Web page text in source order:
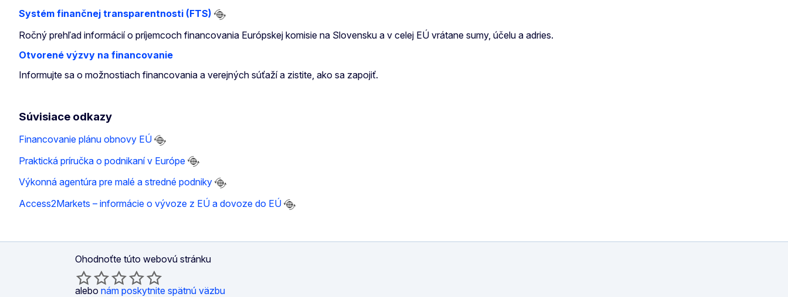
Systém finančnej transparentnosti (FTS)
Ročný prehľad informácií o príjemcoch financovania Európskej komisie na Slovensku a v celej EÚ vrátane sumy, účelu a adries.
Otvorené výzvy na financovanie
Informujte sa o možnostiach financovania a verejných súťaží a zistite, ako sa zapojiť.
Súvisiace odkazy
Financovanie plánu obnovy EÚ
Praktická príručka o podnikaní v Európe
Výkonná agentúra pre malé a stredné podniky
Access2Markets – informácie o vývoze z EÚ a dovoze do EÚ
Ohodnoťte túto webovú stránku
alebo nám poskytnite spätnú väzbu